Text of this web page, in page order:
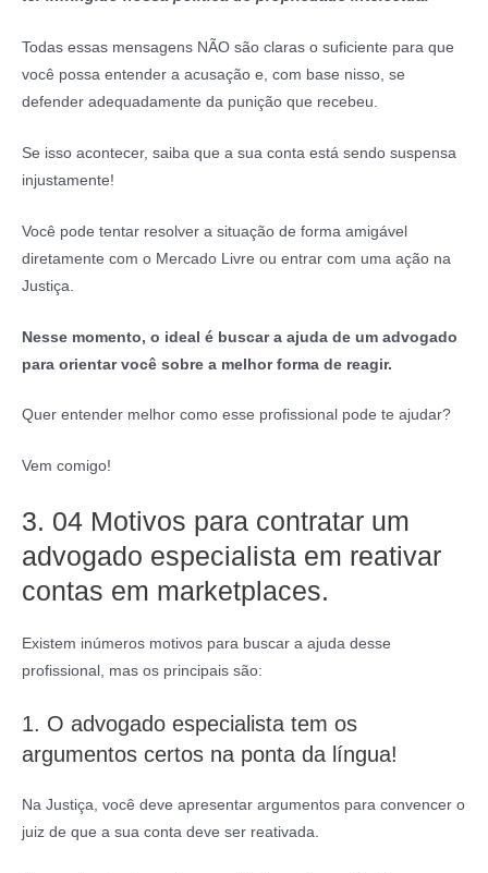
Todas essas mensagens NÃO são claras o suficiente para que
você possa entender a acusação e, com base nisso, se
defender adequadamente da punição que recebeu.
Se isso acontecer, saiba que a sua conta está sendo suspensa
injustamente!
Você pode tentar resolver a situação de forma amigável
diretamente com o Mercado Livre ou entrar com uma ação na
Justiça.
Nesse momento, o ideal é buscar a ajuda de um advogado
para orientar você sobre a melhor forma de reagir.
Quer entender melhor como esse profissional pode te ajudar?
Vem comigo!
3. 04 Motivos para contratar um
advogado especialista em reativar
contas em marketplaces.
Existem inúmeros motivos para buscar a ajuda desse
profissional, mas os principais são:
1. O advogado especialista tem os
argumentos certos na ponta da língua!
Na Justiça, você deve apresentar argumentos para convencer o
juiz de que a sua conta deve ser reativada.